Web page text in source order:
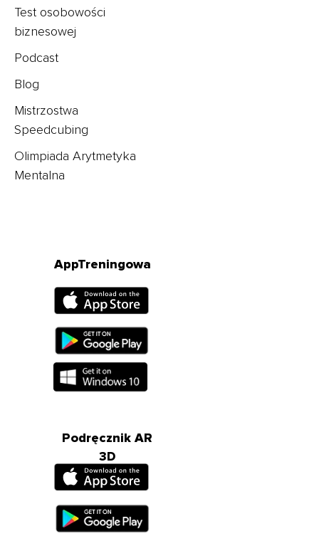
Test osobowości
biznesowej
Podcast
Blog
Mistrzostwa
Speedcubing
Olimpiada Arytmetyka
Mentalna
AppTreningowa
Podręcznik AR
3D